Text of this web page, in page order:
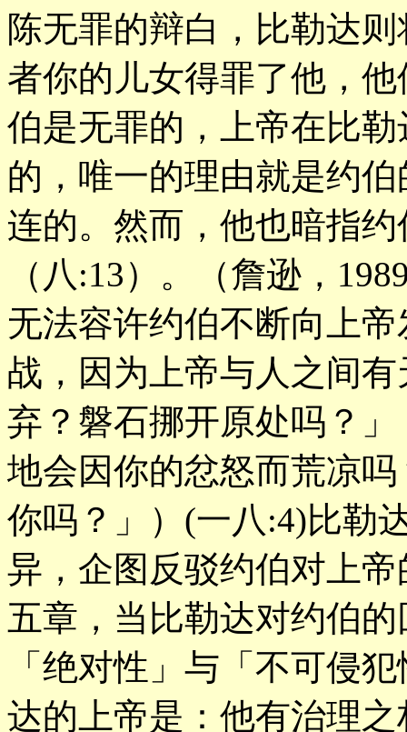
陈无罪的辩白，比勒达
者你的儿女得罪了他，
伯是无罪的，上帝在比
的，唯一的理由就是约
连的。然而，他也暗指
（八:13）。（詹逊，
无法容许约伯不断向上
战，因为上帝与人之间
弃？磐石挪开原处吗？
地会因你的忿怒而荒凉
你吗？」）(一八:4)比勒
异，企图反驳约伯对上
五章，当比勒达对约伯
「绝对性」与「不可侵
达的上帝是：他有治理